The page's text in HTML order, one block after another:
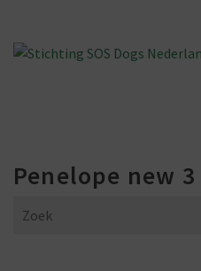
Penelope new 3
Search